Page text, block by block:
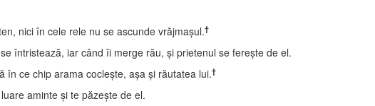
nici în cele rele nu se ascunde vrăjmaşul.†
întristează, iar când îi merge rău, şi prietenul se fereşte de el.
în ce chip arama cocleşte, aşa şi răutatea lui.†
aminte şi te păzeşte de el.